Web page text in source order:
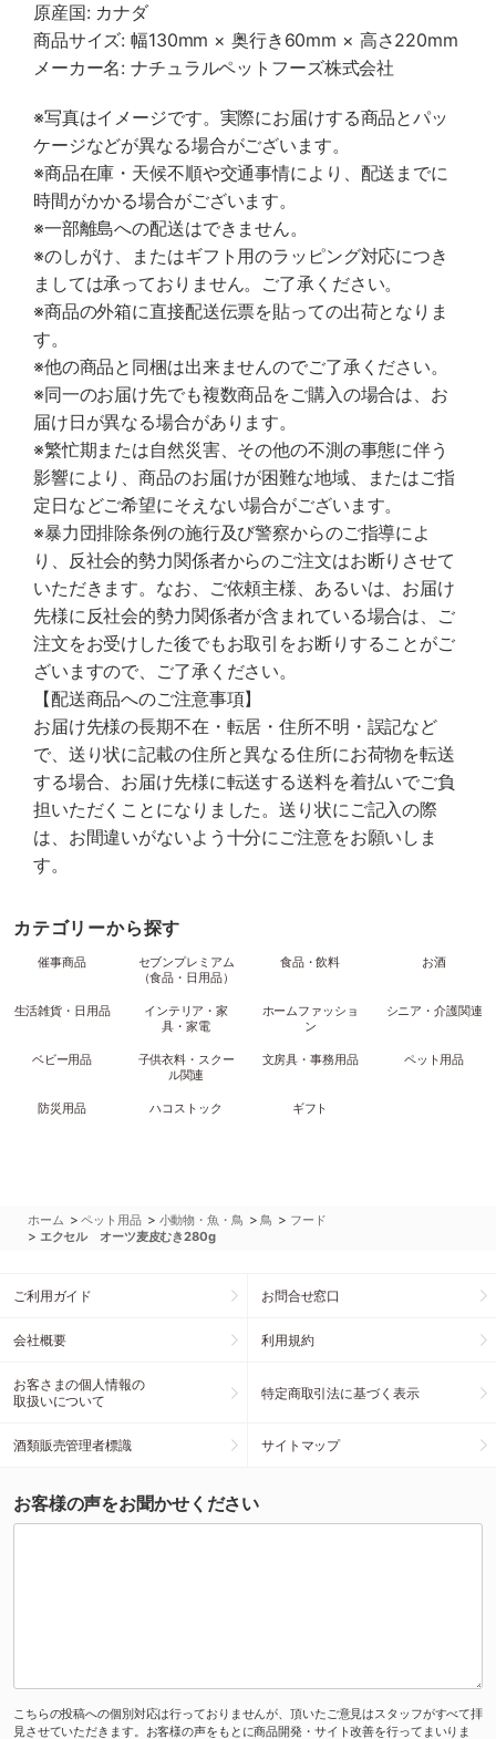
原産国: カナダ
商品サイズ: 幅130mm × 奥行き60mm × 高さ220mm
メーカー名: ナチュラルペットフーズ株式会社
※写真はイメージです。実際にお届けする商品とパッ
ケージなどが異なる場合がございます。
※商品在庫・天候不順や交通事情により、配送までに
時間がかかる場合がございます。
※一部離島への配送はできません。
※のしがけ、またはギフト用のラッピング対応につき
ましては承っておりません。ご了承ください。
※商品の外箱に直接配送伝票を貼っての出荷となりま
す。
※他の商品と同梱は出来ませんのでご了承ください。
※同一のお届け先でも複数商品をご購入の場合は、お
届け日が異なる場合があります。
※繁忙期または自然災害、その他の不測の事態に伴う
影響により、商品のお届けが困難な地域、またはご指
定日などご希望にそえない場合がございます。
※暴力団排除条例の施行及び警察からのご指導によ
り、反社会的勢力関係者からのご注文はお断りさせて
いただきます。なお、ご依頼主様、あるいは、お届け
先様に反社会的勢力関係者が含まれている場合は、ご
注文をお受けした後でもお取引をお断りすることがご
ざいますので、ご了承ください。
【配送商品へのご注意事項】
お届け先様の長期不在・転居・住所不明・誤記など
で、送り状に記載の住所と異なる住所にお荷物を転送
する場合、お届け先様に転送する送料を着払いでご負
担いただくことになりました。送り状にご記入の際
は、お間違いがないよう十分にご注意をお願いしま
す。
カテゴリーから探す
催事商品
セブンプレミアム
（食品・日用品）
食品・飲料 お酒
生活雑貨・日用品
インテリア・家
具・家電
ホームファッショ
ン
シニア・介護関連
ベビー用品
子供衣料・スクー
ル関連
文房具・事務用品 ペット用品
防災用品 ハコストック ギフト
ホーム >ペット用品 > 小動物・魚・鳥 >鳥 > フード
> エクセル オーツ麦皮むき280g
ご利用ガイド お問合せ窓口
会社概要 利用規約
お客さまの個人情報の
取扱いについて
特定商取引法に基づく表示
酒類販売管理者標識 サイトマップ
お客様の声をお聞かせください
こちらの投稿への個別対応は行っておりませんが、頂いたご意見はスタッフがすべて拝
見させていただきます。お客様の声をもとに商品開発・サイト改善を行ってまいりま